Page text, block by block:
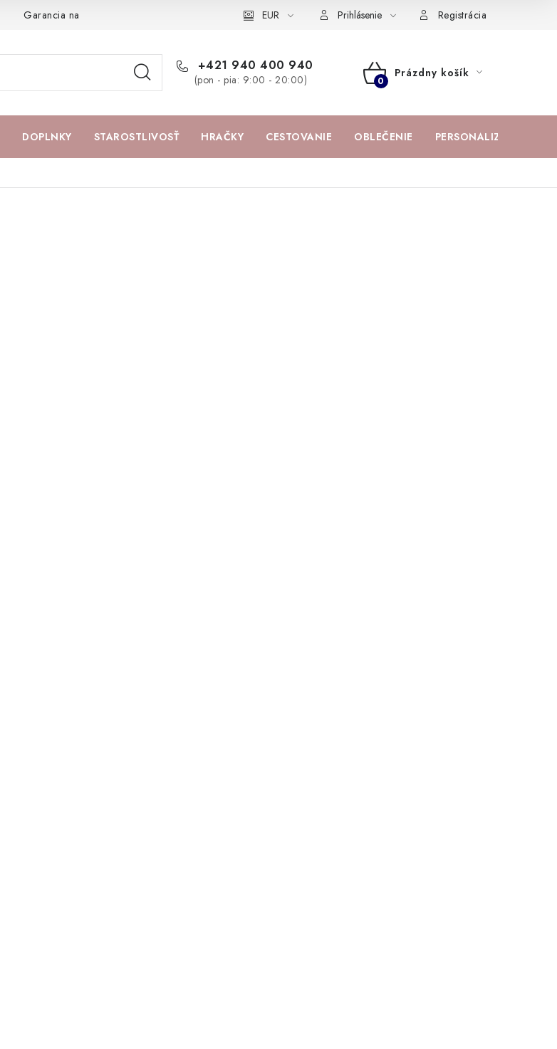
Garancia najlepšej ceny Darčeková poukážka Spolupráca s influencermi BABY zoznam obľúbených
EUR Prihlásenie Registrácia
+421 940 400 940
(pon - pia: 9:00 - 20:00)
NÁKUPNÝ
Prázdny košík
DOPLNKY STAROSTLIVOSŤ HRAČKY CESTOVANIE OBLEČENIE PERSONALIZOVANÉ